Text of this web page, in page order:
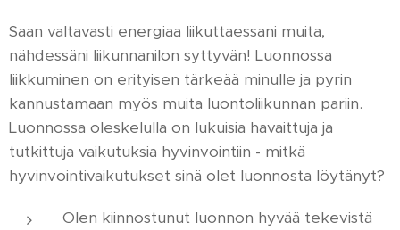
Saan valtavasti energiaa liikuttaessani muita,
nähdessäni liikunnanilon syttyvän! Luonnossa
liikkuminen on erityisen tärkeää minulle ja pyrin
kannustamaan myös muita luontoliikunnan pariin.
Luonnossa oleskelulla on lukuisia havaittuja ja
tutkittuja vaikutuksia hyvinvointiin - mitkä
hyvinvointivaikutukset sinä olet luonnosta löytänyt?
Olen kiinnostunut luonnon hyvää tekevistä